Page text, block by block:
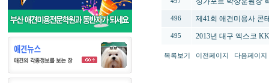
496 제41회 애견미용사 콘
495 2013년 대구 엑스코
목록보기 이전페이지 다음페이지